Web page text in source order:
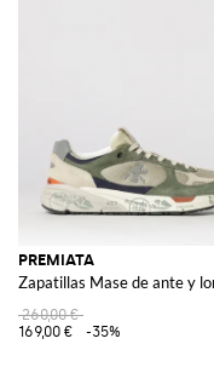
PREMIATA
Zapatillas Mase de ante y
260,00 €
169,00 €
-35%